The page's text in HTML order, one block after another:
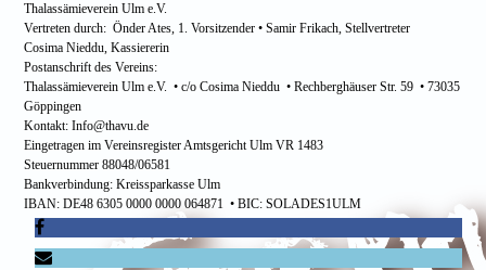
Thalassämieverein Ulm e.V.
Vertreten durch: Önder Ates, 1. Vorsitzender • Samir Frikach, Stellvertreter
Cosima Nieddu, Kassiererin
Postanschrift des Vereins:
Thalassämieverein Ulm e.V. • c/o Cosima Nieddu • Rechberghäuser Str. 59 • 73035
Göppingen
Kontakt: Info@thavu.de
Eingetragen im Vereinsregister Amtsgericht Ulm VR 1483
Steuernummer 88048/06581
Bankverbindung: Kreissparkasse Ulm
IBAN: DE48 6305 0000 0000 064871 • BIC: SOLADES1ULM